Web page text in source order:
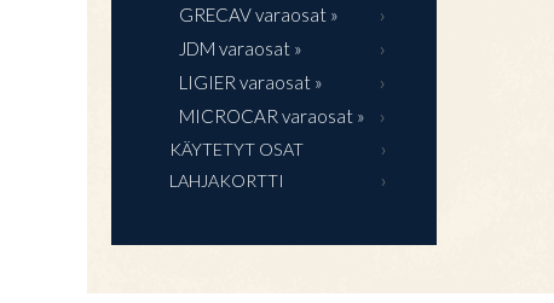
GRECAV varaosat »
JDM varaosat »
LIGIER varaosat »
MICROCAR varaosat »
KÄYTETYT OSAT
LAHJAKORTTI